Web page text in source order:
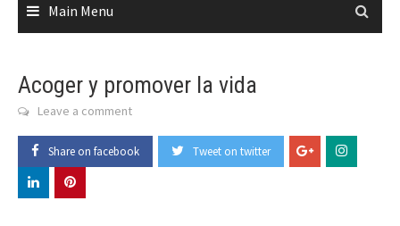
Main Menu
Acoger y promover la vida
Leave a comment
Share on facebook Tweet on twitter